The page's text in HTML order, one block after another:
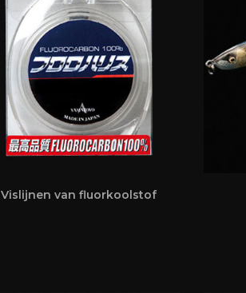
Vislijnen van fluorkoolstof